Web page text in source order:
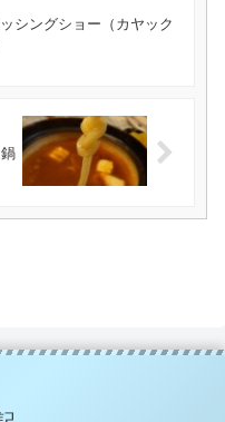
シングショー（カヤック